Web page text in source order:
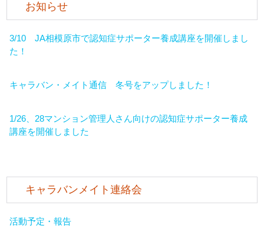
お知らせ
3/10 JA相模原市で認知症サポーター養成講座を開催しまし
た！
キャラバン・メイト通信 冬号をアップしました！
1/26、28マンション管理人さん向けの認知症サポーター養成
講座を開催しました
キャラバンメイト連絡会
活動予定・報告